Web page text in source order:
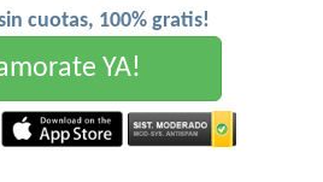
cuotas, 100% gratis!
YA!